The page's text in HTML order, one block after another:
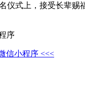
仪式上，接受长辈
信小程序 <<<